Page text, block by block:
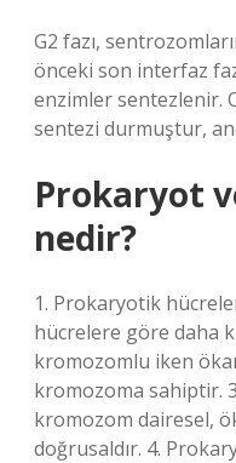
G2 fazı,
önceki son interfaz
enzimler sentezlenir.
sentezi durmuştur,
Prokaryot
nedir?
1. Prokaryotik
hücrelere göre daha
kromozomlu iken
kromozoma sahiptir.
kromozom dairesel,
doğrusaldır. 4.